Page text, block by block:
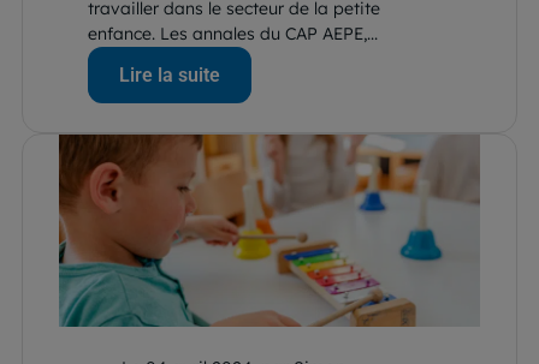
travailler dans le secteur de la petite
enfance. Les annales du CAP AEPE,...
Lire la suite